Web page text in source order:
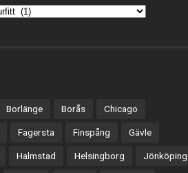
Borlänge Borås Chicago
Fagersta Finspång Gävle
Halmstad Helsingborg Jönköping